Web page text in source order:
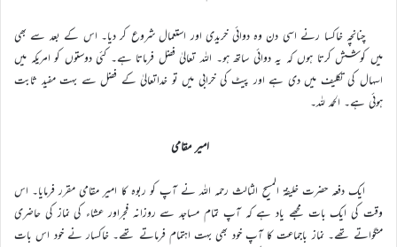
چنانچہ خاکسا رنے اسی دن وہ دوائی خریدی اور استعمال شروع کر دیا۔ اس کے بعد سے بھی
میں کوشش کرتا ہوں کہ یہ دوائی ساتھ ہو۔ اللہ تعالیٰ فضل فرماتا ہے۔ کئی دوستوں کو امریکہ میں
اسہال کی تکلیف میں دی ہے اور پیٹ کی خرابی میں تو خداتعالیٰ کے فضل سے بہت مفید ثابت
ہوئی ہے۔ الحمد للہ۔
امیر مقامی
ایک دفعہ حضرت خلیفۃ المسیح الثالث رحمہ اللہ نے آپ کو ربوہ کا امیر مقامی مقرر فرمایا۔ اس
وقت کی ایک بات مجھے یاد ہے کہ آپ تمام مساجد سے روزانہ فجراور عشاء کی نماز کی حاضری
منگواتے تھے۔ نماز باجماعت کا آپ خود بھی بہت اہتمام فرماتے تھے۔ خاکسار نے خود اس بات